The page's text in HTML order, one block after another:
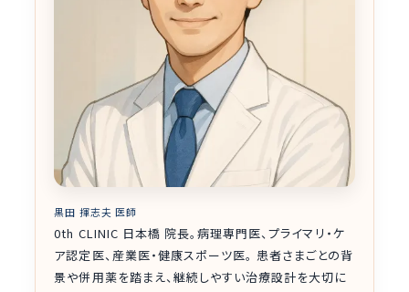
黒田 揮志夫 医師
0th CLINIC 日本橋 院長。病理専門医、プライマリ・ケ
ア認定医、産業医・健康スポーツ医。 患者さまごとの背
景や併用薬を踏まえ、継続しやすい治療設計を大切に